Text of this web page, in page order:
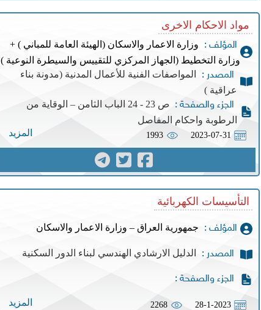
مواد الاحكام الاخرى
المؤلف :
وزارة الاعمار والاسكان (الهيئة العامة للمباني ) +
وزارة التخطيط (الجهاز المركزي للتقييس والسيطرة النوعية )
المصدر :
المواصفات الفنية للأعمال المدنية (مدونة بناء
عراقية )
الجزء والصفحة :
ص 23 - 24 الباب الثامن – الوقاية من
الرطوبة واحكام المفاصل
2023-07-31
1993 المزيد
التأسيسات الكهربائية
المؤلف : جمهورية العراق – وزارة الاعمار والاسكان
المصدر : الدليل الارشادي الهندسي لبناء الدور السكنية
الجزء والصفحة :
28-1-2023
2268 المزيد